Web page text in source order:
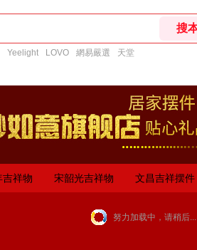
Yeelight LOVO 網易嚴選 天堂
祥物 宋韶光吉祥物 文昌吉祥摆件
努力加载中，请稍后...